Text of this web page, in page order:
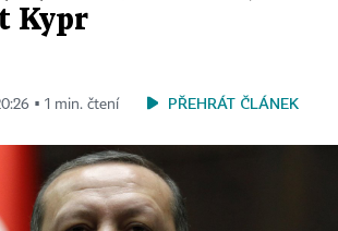
Kypr
▪ 1 min. čtení PŘEHRÁT ČLÁNEK